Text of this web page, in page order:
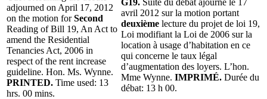
adjourned on April 17, 2012
on the motion forSecond
Reading of Bill 19, An Act to
amend the Residential
Tenancies Act, 2006 in
respect of the rent increase
guideline. Hon. Ms. Wynne.
PRINTED. Time used: 13
hrs. 00 mins.
avril 2012 sur la motion portant
deuxième lecture du projet de loi 19,
Loi modifiant la Loi de 2006 sur la
location à usage d’habitation en ce
qui concerne le taux légal
d’augmentation des loyers. L’hon.
Mme Wynne. IMPRIMÉ. Durée du
débat: 13 h 00.